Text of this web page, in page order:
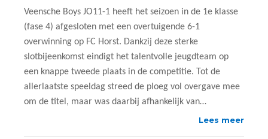
Veensche Boys JO11-1 heeft het seizoen in de 1e klasse
(fase 4) afgesloten met een overtuigende 6-1
overwinning op FC Horst. Dankzij deze sterke
slotbijeenkomst eindigt het talentvolle jeugdteam op
een knappe tweede plaats in de competitie. Tot de
allerlaatste speeldag streed de ploeg vol overgave mee
om de titel, maar was daarbij afhankelijk van…
Lees meer